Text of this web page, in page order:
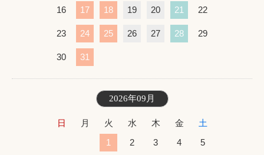
16 17 18 19 20 21 22
23 24 25 26 27 28 29
30 31
2026年09月
日 月 火 水 木 金
土
1
2 3 4 5